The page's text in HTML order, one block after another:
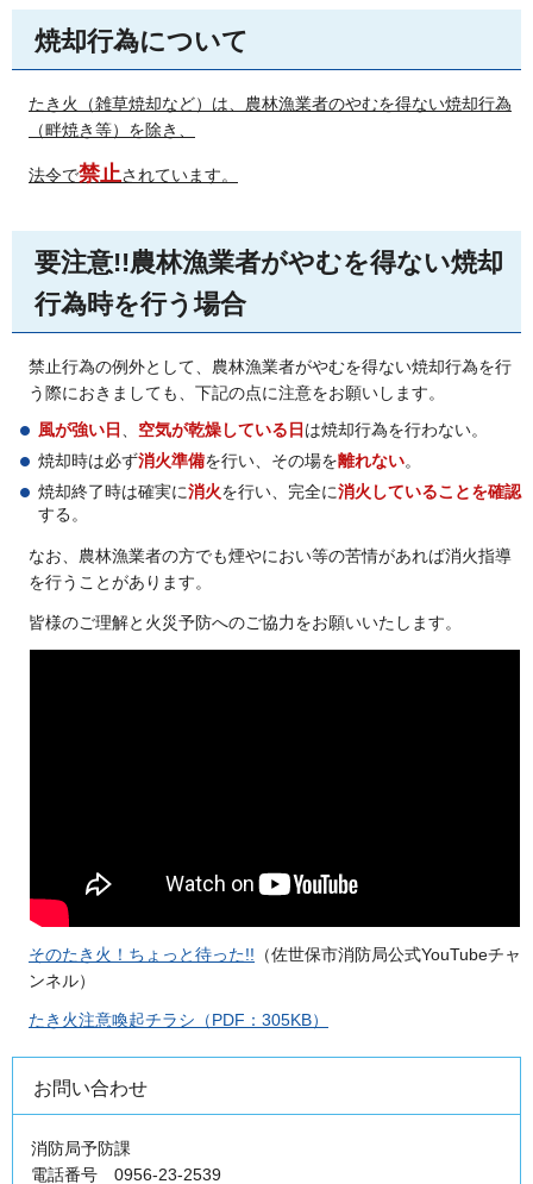
焼却行為について
たき火（雑草焼却など）は、農林漁業者のやむを得ない焼却行為
（畔焼き等）を除き、
法令で禁止されています。
要注意!!農林漁業者がやむを得ない焼却
行為時を行う場合
禁止行為の例外として、農林漁業者がやむを得ない焼却行為を行
う際におきましても、下記の点に注意をお願いします。
風が強い日 、 空気が乾燥している日 は焼却行為を行わない。
焼却時は必ず消火準備を行い、その場を離れない。
焼却終了時は確実に消火を行い、完全に消火していることを確認
する。
なお、農林漁業者の方でも煙やにおい等の苦情があれば消火指導
を行うことがあります。
皆様のご理解と火災予防へのご協力をお願いいたします。
そのたき火！ちょっと待った!! （佐世保市消防局公式YouTubeチャ
ンネル）
たき火注意喚起チラシ（PDF：305KB）
お問い合わせ
消防局予防課
電話番号 0956-23-2539